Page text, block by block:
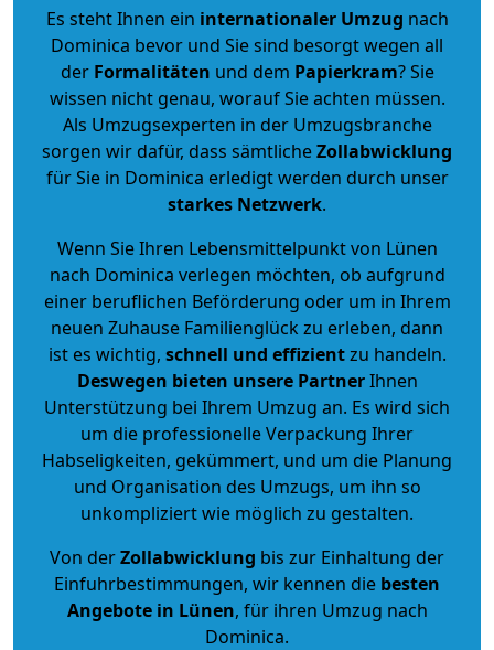
Es steht Ihnen ein internationaler Umzug nach
Dominica bevor und Sie sind besorgt wegen all
der Formalitäten und dem Papierkram? Sie
wissen nicht genau, worauf Sie achten müssen.
Als Umzugsexperten in der Umzugsbranche
sorgen wir dafür, dass sämtlicheZollabwicklung
für Sie in Dominica erledigt werden durch unser
starkes Netzwerk.
Wenn Sie Ihren Lebensmittelpunkt von Lünen
nach Dominica verlegen möchten, ob aufgrund
einer beruflichen Beförderung oder um in Ihrem
neuen Zuhause Familienglück zu erleben, dann
ist es wichtig, schnell und effizientzu handeln.
Deswegen bieten unsere PartnerIhnen
Unterstützung bei Ihrem Umzug an. Es wird sich
um die professionelle Verpackung Ihrer
Habseligkeiten, gekümmert, und um die Planung
und Organisation des Umzugs, um ihn so
unkompliziert wie möglich zu gestalten.
Von derZollabwicklung bis zur Einhaltung der
Einfuhrbestimmungen, wir kennen die besten
Angebote in Lünen, für ihren Umzug nach
Dominica.